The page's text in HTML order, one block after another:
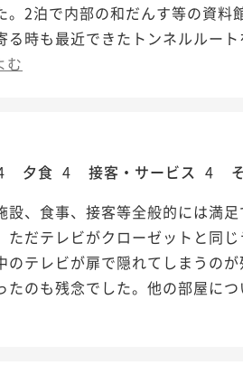
。2泊で内部の和だんす等の資
る時も最近できたトンネルルー
む
夕食 4 接客・サービス 4
設、食事、接客等全般的には満
ただテレビがクローゼットと同
のテレビが扉で隠れてしまうの
たのも残念でした。他の部屋に